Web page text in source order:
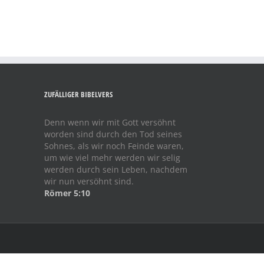
ZUFÄLLIGER BIBELVERS
Denn wenn wir mit Gott versöhnt
worden sind durch den Tod seines
Sohnes, als wir noch Feinde waren,
um wie viel mehr werden wir selig
werden durch sein Leben, nachdem
wir nun versöhnt sind.
Römer 5:10